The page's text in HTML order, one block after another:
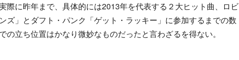
際に昨年まで、具体的には2013年を代表する２大ヒット曲、ロビ
ズ」とダフト・パンク「ゲット・ラッキー」に参加するまでの数
の立ち位置はかなり微妙なものだったと言わざるを得ない。